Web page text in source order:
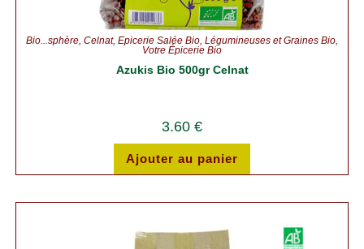
Bio...sphère, Celnat, Épicerie Salée Bio, Légumineuses et Graines Bio,
Votre Épicerie Bio
Azukis Bio 500gr Celnat
3.60 €
Ajouter au panier